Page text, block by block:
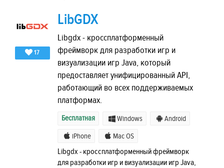
17
LibGDX
Libgdx - кроссплатформенный
фреймворк для разработки игр и
визуализации игр Java, который
предоставляет унифицированный API,
работающий во всех поддерживаемых
платформах.
Бесплатная Windows Android
iPhone Mac OS
Libgdx - кроссплатформенный фреймворк
для разработки игр и визуализации игр Java,